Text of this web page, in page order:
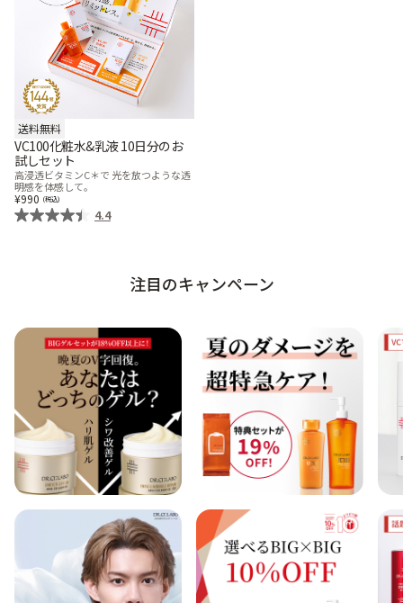
メイク・ボディ・ヘアケア
キャンペーン情報
定期便
定期便
ブランド情報
ショッピングガイド
送料無料
VC100化粧水&乳液 10日分のお
試しセット
高浸透ビタミンC＊で 光を放つような透
明感を体感して。
990
4.4
注目のキャンペーン